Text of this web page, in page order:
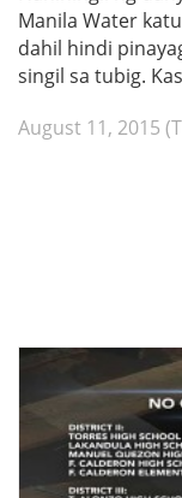
Manila Water
dahil hindi
singil sa tubig.
August 11, 2015